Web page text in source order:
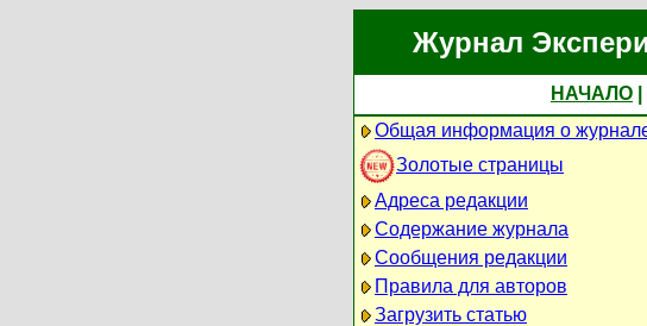
Журнал
НАЧАЛО
Общая информация о
Золотые страницы
Адреса редакции
Содержание журнала
Сообщения редакции
Правила для авторов
Загрузить статью